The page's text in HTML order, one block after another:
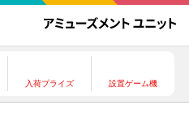
入荷プライズ 設置ゲーム機